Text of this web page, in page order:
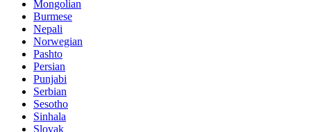
Mongolian
Burmese
Nepali
Norwegian
Pashto
Persian
Punjabi
Serbian
Sesotho
Sinhala
Slovak